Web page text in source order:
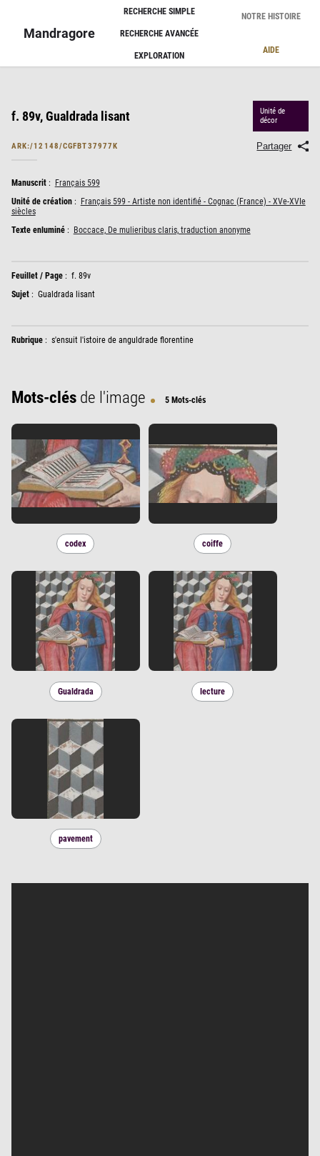
Mandragore
RECHERCHE SIMPLE
RECHERCHE AVANCÉE
EXPLORATION
NOTRE HISTOIRE
AIDE
f. 89v, Gualdrada lisant
Unité de
décor
ARK:/12148/CGFBT37977K Partager
Manuscrit: Français 599
Unité de création: Français 599 - Artiste non identifié - Cognac (France) - XVe-XVIe
siècles
Texte enluminé: Boccace, De mulieribus claris, traduction anonyme
Feuillet / Page: f. 89v
Sujet: Gualdrada lisant
Rubrique: s'ensuit l'istoire de anguldrade florentine
Mots-clésde l'image 5 Mots-clés
codex coiffe
Gualdrada lecture
pavement